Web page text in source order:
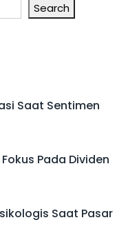
Search
Saat Sentimen
Pada Dividen
Saat Pasar